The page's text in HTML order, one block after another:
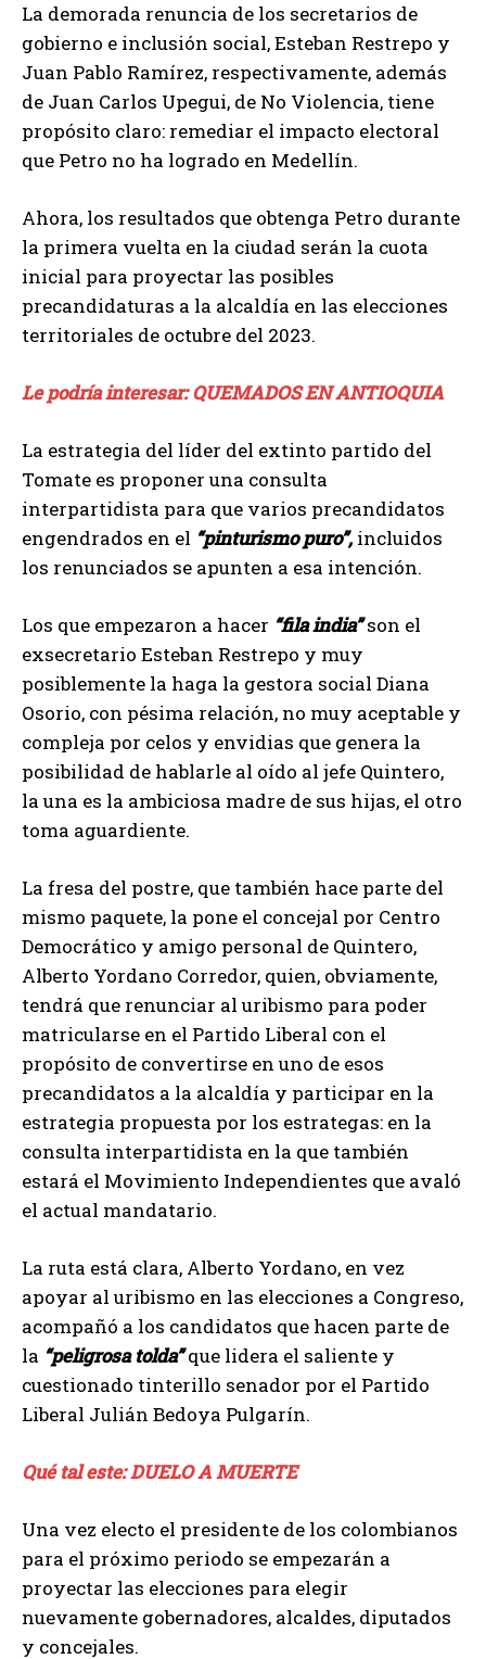
La demorada renuncia de los secretarios de
gobierno e inclusión social, Esteban Restrepo y
Juan Pablo Ramírez, respectivamente, además
de Juan Carlos Upegui, de No Violencia, tiene
propósito claro: remediar el impacto electoral
que Petro no ha logrado en Medellín.
Ahora, los resultados que obtenga Petro durante
la primera vuelta en la ciudad serán la cuota
inicial para proyectar las posibles
precandidaturas a la alcaldía en las elecciones
territoriales de octubre del 2023.
Le podría interesar: QUEMADOS EN ANTIOQUIA
La estrategia del líder del extinto partido del
Tomate es proponer una consulta
interpartidista para que varios precandidatos
engendrados en el “pinturismo puro”,incluidos
los renunciados se apunten a esa intención.
Los que empezaron a hacer “fila india”son el
exsecretario Esteban Restrepo y muy
posiblemente la haga la gestora social Diana
Osorio, con pésima relación, no muy aceptable y
compleja por celos y envidias que genera la
posibilidad de hablarle al oído al jefe Quintero,
la una es la ambiciosa madre de sus hijas, el otro
toma aguardiente.
La fresa del postre, que también hace parte del
mismo paquete, la pone el concejal por Centro
Democrático y amigo personal de Quintero,
Alberto Yordano Corredor, quien, obviamente,
tendrá que renunciar al uribismo para poder
matricularse en el Partido Liberal con el
propósito de convertirse en uno de esos
precandidatos a la alcaldía y participar en la
estrategia propuesta por los estrategas: en la
consulta interpartidista en la que también
estará el Movimiento Independientes que avaló
el actual mandatario.
La ruta está clara, Alberto Yordano, en vez
apoyar al uribismo en las elecciones a Congreso,
acompañó a los candidatos que hacen parte de
la “peligrosa tolda” que lidera el saliente y
cuestionado tinterillo senador por el Partido
Liberal Julián Bedoya Pulgarín.
Qué tal este: DUELO A MUERTE
Una vez electo el presidente de los colombianos
para el próximo periodo se empezarán a
proyectar las elecciones para elegir
nuevamente gobernadores, alcaldes, diputados
y concejales.